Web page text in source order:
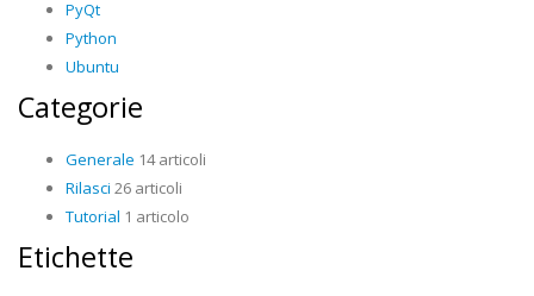
PyQt
Python
Ubuntu
Categorie
Generale 14 articoli
Rilasci 26 articoli
Tutorial 1 articolo
Etichette